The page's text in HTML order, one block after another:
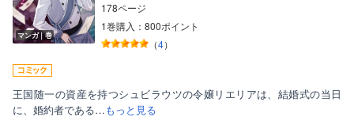
マンガ｜巻
178ページ
1巻購入：800ポイント
（4）
王国随一の資産を持つシュビラウツの令嬢リエリアは、結婚式の当日
に、婚約者である…もっと見る